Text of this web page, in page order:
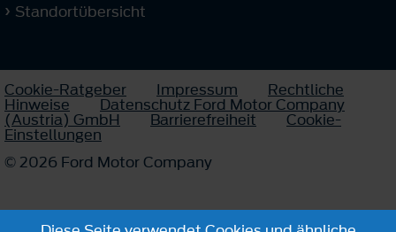
Standortübersicht
Cookie-Ratgeber Impressum Rechtliche
Hinweise Datenschutz Ford Motor Company
(Austria) GmbH Barrierefreiheit Cookie-
Einstellungen
© 2026 Ford Motor Company